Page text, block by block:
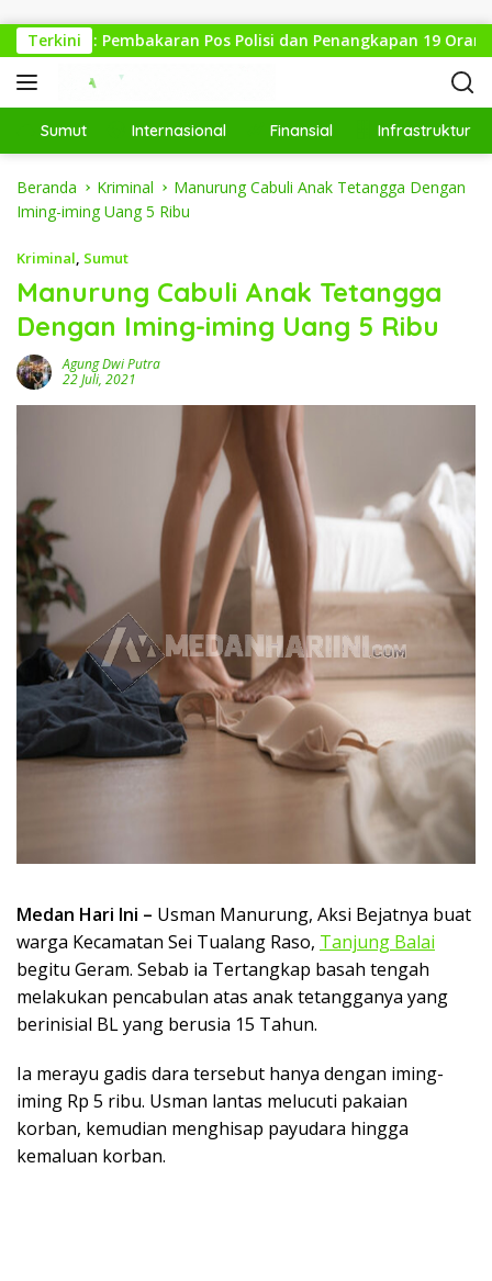
TerkiniPembakaran Pos Polisi dan Penangkapan 19 Orang
Sumut Internasional Finansial Infrastruktur
Beranda Kriminal
Manurung Cabuli Anak Tetangga Dengan
Iming-iming Uang 5 Ribu
Kriminal, Sumut
Manurung Cabuli Anak Tetangga
Dengan Iming-iming Uang 5 Ribu
Agung Dwi Putra
22 Juli, 2021
Medan Hari Ini – Usman Manurung, Aksi Bejatnya buat
warga Kecamatan Sei Tualang Raso, Tanjung Balai
begitu Geram. Sebab ia Tertangkap basah tengah
melakukan pencabulan atas anak tetangganya yang
berinisial BL yang berusia 15 Tahun.
Ia merayu gadis dara tersebut hanya dengan iming-
iming Rp 5 ribu. Usman lantas melucuti pakaian
korban, kemudian menghisap payudara hingga
kemaluan korban.